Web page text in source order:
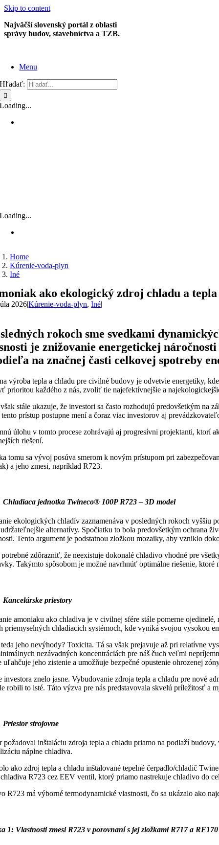
Skip to content
Najväčší slovenský portál z oblasti
správy budov, stavebníctva a TZB.
Menu
Hľadať:
Loading...
Loading...
Home
Kúrenie-voda-plyn
Iné
ako ekologický zdroj chladu a
2026|Kúrenie-voda-plyn,Iné|
rokoch sme svedkami
je znižovanie energetickej
na značnej časti celkovej spotreby
výroba tepla a chladu pre civilné budovy je odvetvie energetiky,
prioritou každého z nás, zvoliť tie najefektívnejšie a
stále ukazuje, že investori sa často rozhodujú predovšetkým na
tento prístup postupne mení a čoraz viac investorov aj
úlohu v tomto procese zohrávajú aj progresívni projektanti, ktorí
riešení.
tomu sa vývoj posúva smerom k novým prístupom pri
a jeho zmesi, napríklad R723.
jednotka Twineco® 100P R723 – 3D model
ekologických chladív zaznamenáva v posledných rokoch vyššiu
alternatívy. Spočiatku to bola predovšetkým ochrana
Tento argument je podstatnou zložkou mozaiky, aby vzniklo
potrebné zdôrazniť, že neexistuje dokonalé chladivo vhodné pre
Takýmto spôsobom je možné navrhnúť optimálne riešenie,
priestory
amoniaku ako chladiva je v civilnej sfére stále pomerne
priemyselných chladiacich systémoch, kde vyniká svojou vysokou
jeho nevýhody? Toxicita. Tá sa však prejavuje až pri relatívne
nezávadných koncentráciách pre náš čuch veľmi
uľahčuje jeho zistenie a umožňuje bezpečné opustenie ohrozenej
investora znelo jasne. Vybudovanie zdroja tepla a chladu pre nové
robili to isté. Táto výzva pre nás predstavovala skvelú príležitosť a
strojovne
požadoval inštaláciu zdroja tepla a chladu priamo na podlaží
náplne chladiva.
ako zdroj tepla a chladu inštalované tepelné čerpadlo/chladič
R723 cez EEV ventil, ktorý priamo nastrekuje chladivo do
R723 má výborné termodynamické vlastnosti, čo sa ukázalo ako
1: Vlastnosti zmesi R723 v porovnaní s jej zložkami R717 a RE170